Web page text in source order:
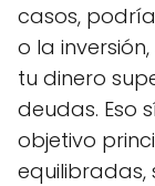
casos,
o la
tu dinero
deudas. Eso
objetivo
equilibradas,